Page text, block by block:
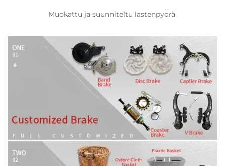
Muokattu ja suunniteltu lastenpyörä